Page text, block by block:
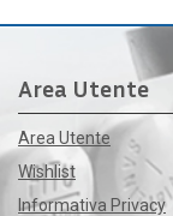
Area Utente
Area Utente
Wishlist
Informativa Privacy